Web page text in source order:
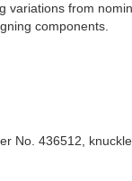
variations from
components.
No. 436512,